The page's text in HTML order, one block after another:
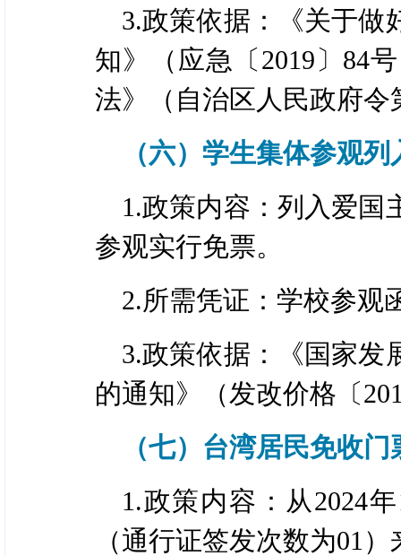
3.政策依据：《关于做
知》（应急〔2019〕84
法》（自治区人民政府令
（六）学生集体参观
1.政策内容：列入爱国
参观实行免票。
2.所需凭证：学校参观
3.政策依据：《国家发
的通知》（发改价格〔
（七）台湾居民免收门
1.政策内容：从2024
（通行证签发次数为01